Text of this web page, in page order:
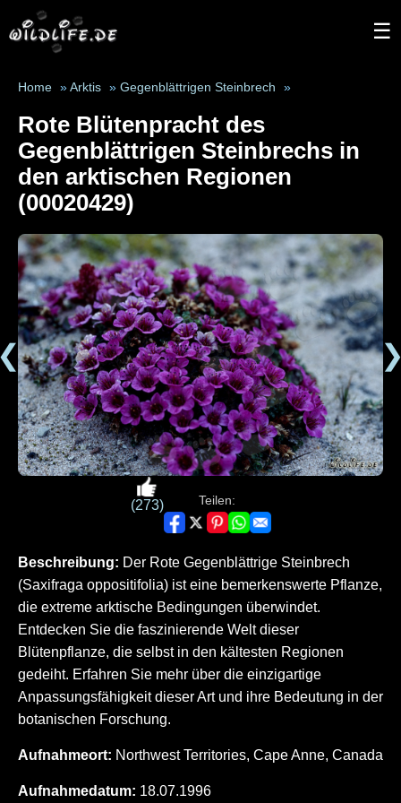
☰
Home » Arktis » Gegenblättrigen Steinbrech »
Rote Blütenpracht des
Gegenblättrigen Steinbrechs in
den arktischen Regionen
(00020429)
(273) Teilen:
Beschreibung: Der Rote Gegenblättrige Steinbrech
(Saxifraga oppositifolia) ist eine bemerkenswerte Pflanze,
die extreme arktische Bedingungen überwindet.
Entdecken Sie die faszinierende Welt dieser
Blütenpflanze, die selbst in den kältesten Regionen
gedeiht. Erfahren Sie mehr über die einzigartige
Anpassungsfähigkeit dieser Art und ihre Bedeutung in der
botanischen Forschung.
Aufnahmeort: Northwest Territories, Cape Anne, Canada
Aufnahmedatum: 18.07.1996